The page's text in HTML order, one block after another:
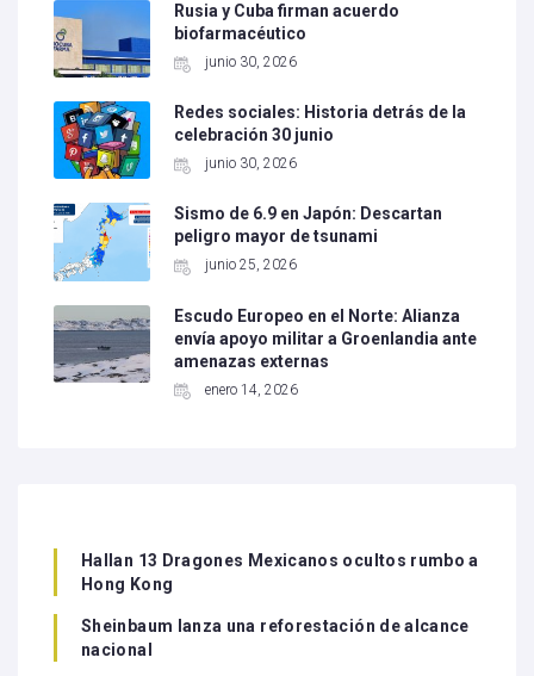
Rusia y Cuba firman acuerdo
biofarmacéutico
junio 30, 2026
Redes sociales: Historia detrás de la
celebración 30 junio
junio 30, 2026
Sismo de 6.9 en Japón: Descartan
peligro mayor de tsunami
junio 25, 2026
Escudo Europeo en el Norte: Alianza
envía apoyo militar a Groenlandia ante
amenazas externas
enero 14, 2026
Hallan 13 Dragones Mexicanos ocultos rumbo a
Hong Kong
Sheinbaum lanza una reforestación de alcance
nacional